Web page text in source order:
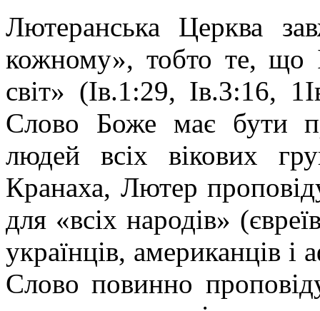
Лютеранська Церква
кожному», тобто те, що
світ» (Ів.1:29, Ів.3:16,
Слово Боже має бути
людей всіх вікових
Кранаха, Лютер
для «всіх народів»
українців, американців
Слово повинно